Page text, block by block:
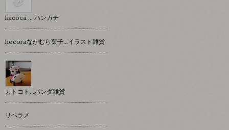
kacoca ... ハンカチ
hocoraなかむら葉子…イラスト雑貨
カトコト…パンダ雑貨
リベラメ